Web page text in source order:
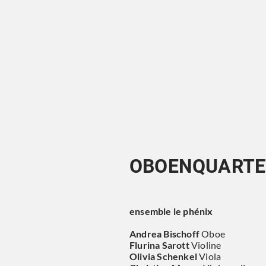
ensemble le phénix
Andrea BischoffOboe
Flurina SarottVioline
Olivia SchenkelViola